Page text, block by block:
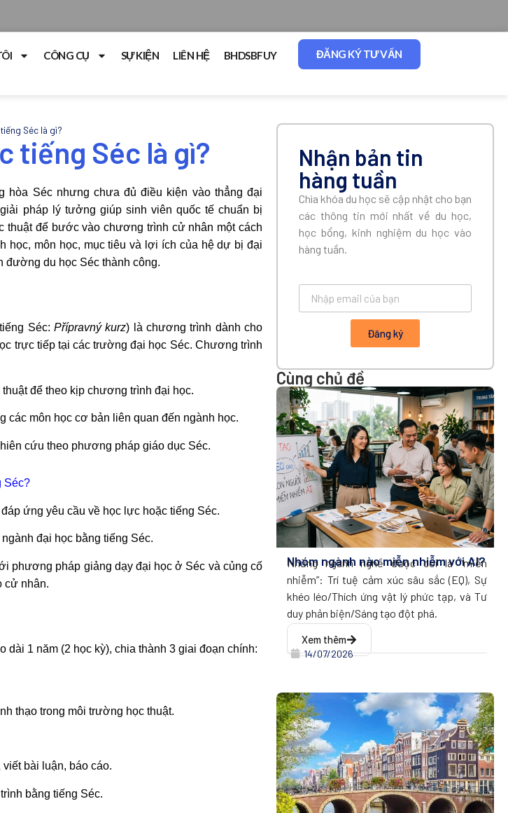
CÔNG CỤ SỰ KIỆN LIÊN HỆ BHDSBFUY ĐĂNG KÝ TƯ VẤN
Séc là gì?
tiếng Séc là gì?
hòa Séc nhưng chưa đủ điều kiện vào thẳng đại
pháp lý tưởng giúp sinh viên quốc tế chuẩn bị
thuật để bước vào chương trình cử nhân một cách
học, môn học, mục tiêu và lợi ích của hệ dự bị đại
đường du học Séc thành công.
Séc: Přípravný kurz) là chương trình dành cho
trực tiếp tại các trường đại học Séc. Chương trình
để theo kịp chương trình đại học.
các môn học cơ bản liên quan đến ngành học.
cứu theo phương pháp giáo dục Séc.
Séc?
ứng yêu cầu về học lực hoặc tiếng Séc.
đại học bằng tiếng Séc.
phương pháp giảng dạy đại học ở Séc và củng cố
cử nhân.
dài 1 năm (2 học kỳ), chia thành 3 giai đoạn chính:
thạo trong môi trường học thuật.
bài luận, báo cáo.
bằng tiếng Séc.
Nhận bản tin
hàng tuần
Chìa khóa du học sẽ cập nhật cho bạn
các thông tin mới nhất về du học,
học bổng, kinh nghiệm du học vào
hàng tuần.
Đăng ký
Cùng chủ đề
Nhóm ngành nào miễn nhiễm với AI?
Những ngành nghề được coi là “miễn
nhiễm”: Trí tuệ cảm xúc sâu sắc (EQ), Sự
khéo léo/Thích ứng vật lý phức tạp, và Tư
duy phản biện/Sáng tạo đột phá.
Xem thêm
14/07/2026